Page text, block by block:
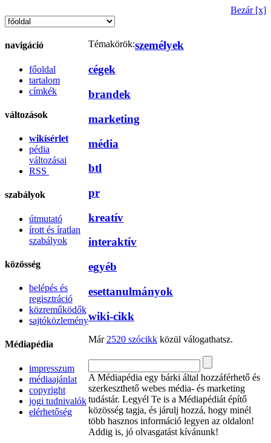
Bezár [x]
navigáció
főoldal
tartalom
címkék
változások
wikísérlet
pédia
változásai
RSS
szabályok
útmutató
írott és íratlan
szabályok
közösség
belépés és
regisztráció
közreműködők
sajtóközlemény
Médiapédia
impresszum
médiaajánlat
copyright
jogi tudnivalók
elérhetőség
Témakörök:személyek
cégek
brandek
marketing
média
btl
pr
kreatív
interaktív
egyéb
esettanulmányok
wiki-cikk
Már 2520 szócikk közül válogathatsz.
A Médiapédia egy bárki által hozzáférhető és
szerkeszthető webes média- és marketing
tudástár. Legyél Te is a Médiapédiát építő
közösség tagja, és járulj hozzá, hogy minél
több hasznos információ legyen az oldalon!
Addig is, jó olvasgatást kívánunk!